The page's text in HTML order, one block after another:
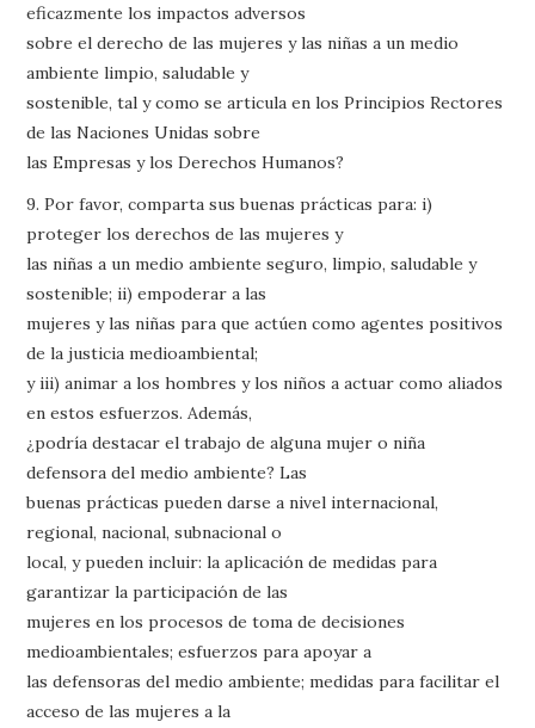
eficazmente los impactos adversos
sobre el derecho de las mujeres y las niñas a un medio
ambiente limpio, saludable y
sostenible, tal y como se articula en los Principios Rectores
de las Naciones Unidas sobre
las Empresas y los Derechos Humanos?
9. Por favor, comparta sus buenas prácticas para: i)
proteger los derechos de las mujeres y
las niñas a un medio ambiente seguro, limpio, saludable y
sostenible; ii) empoderar a las
mujeres y las niñas para que actúen como agentes positivos
de la justicia medioambiental;
y iii) animar a los hombres y los niños a actuar como aliados
en estos esfuerzos. Además,
¿podría destacar el trabajo de alguna mujer o niña
defensora del medio ambiente? Las
buenas prácticas pueden darse a nivel internacional,
regional, nacional, subnacional o
local, y pueden incluir: la aplicación de medidas para
garantizar la participación de las
mujeres en los procesos de toma de decisiones
medioambientales; esfuerzos para apoyar a
las defensoras del medio ambiente; medidas para facilitar el
acceso de las mujeres a la